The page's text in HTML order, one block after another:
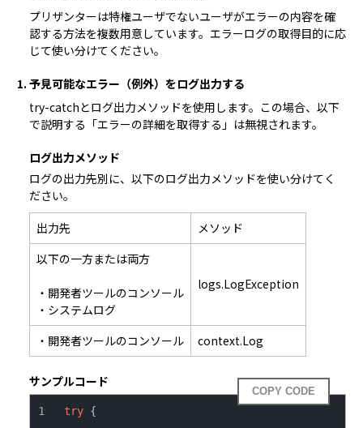
プリザンターは特権ユーザでないユーザがエラーの内容を確
認する方法を複数用意しています。エラーログの取得目的に応
じて使い分けてください。
1. 予見可能なエラー（例外）をログ出力する
try-catchとログ出力メソッドを使用します。この場合、以下
で説明する「エラーの詳細を取得する」は無視されます。
ログ出力メソッド
ログの出力先別に、以下のログ出力メソッドを使い分けてく
ださい。
出力先
メソッド
以下の一方または両方
・開発者ツールのコンソール
・システムログ
logs.LogException
・開発者ツールのコンソール context.Log
サンプルコード
COPY CODE
try